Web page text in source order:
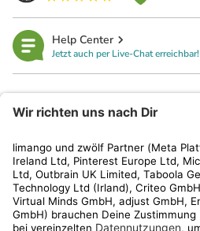
Help Center
Jetzt auch per Live-Chat erreichbar!
Kundenservice
Shop